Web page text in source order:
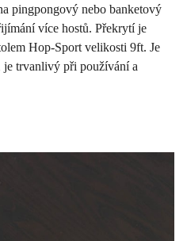
pingpongový nebo banketový
více hostů. Překrytí je
Hop-Sport velikosti 9ft. Je
trvanlivý při používání a